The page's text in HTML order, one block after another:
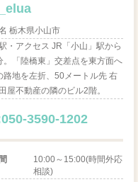
栃木県小山市
・アクセス JR「小山」駅から
。「陸橋東」交差点を東方面へ
路地を左折、50メートル先 右
屋不動産の隣のビル2階。
3590-1202
10:00～15:00(時間外応
相談)